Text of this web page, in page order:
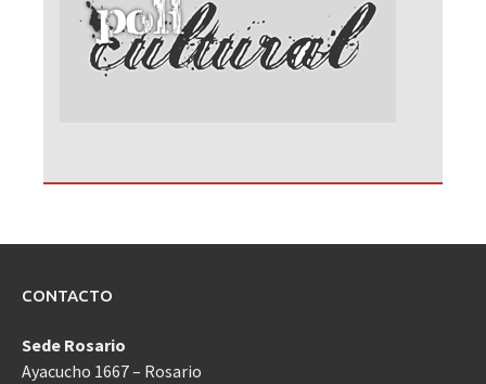
CONTACTO
Sede Rosario
Ayacucho 1667 – Rosario